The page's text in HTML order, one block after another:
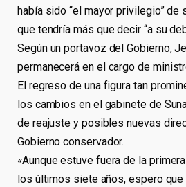
había sido “el mayor privilegio” de
que tendría más que decir “a su
Según un portavoz del Gobierno,
permanecerá en el cargo de
El regreso de una figura tan
los cambios en el gabinete de
de reajuste y posibles nuevas
Gobierno conservador.
«Aunque estuve fuera de la
los últimos siete años, espero